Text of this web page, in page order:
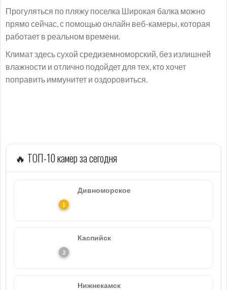
Прогуляться по пляжу поселка Широкая балка можно
прямо сейчас, с помощью онлайн веб-камеры, которая
работает в реальном времени.
Климат здесь сухой средиземноморский, без излишней
влажности и отлично подойдет для тех, кто хочет
поправить иммунитет и оздоровиться.
🔥 ТОП-10 камер за сегодня
Дивноморское
Каспийск
Нижнекамск